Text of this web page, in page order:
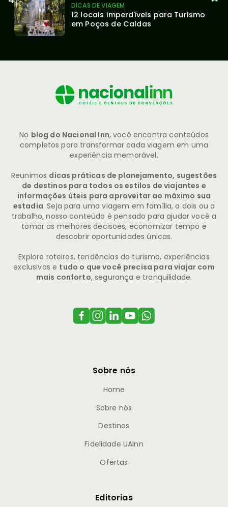
DICAS DE VIAGEM
12 locais imperdíveis para Turismo
em Poços de Caldas
No blog do Nacional Inn, você encontra conteúdos
completos para transformar cada viagem em uma
experiência memorável.
Reunimos dicas práticas de planejamento, sugestões
de destinos para todos os estilos de viajantes e
informações úteis para aproveitar ao máximo sua
estadia. Seja para uma viagem em família, a dois ou a
trabalho, nosso conteúdo é pensado para ajudar você a
tomar as melhores decisões, economizar tempo e
descobrir oportunidades únicas.
Explore roteiros, tendências do turismo, experiências
exclusivas e tudo o que você precisa para viajar com
mais conforto, segurança e tranquilidade.
Sobre nós
Home
Sobre nós
Destinos
Fidelidade UAInn
Ofertas
Editorias